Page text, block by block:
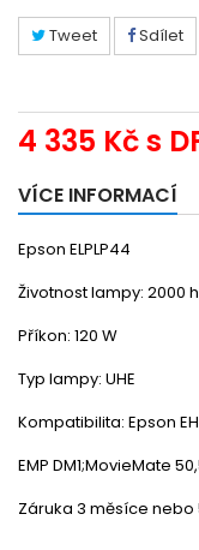
Tweet Sdílet
4 335 Kčs
VÍCE INFORMACÍ
Epson ELPLP44
Životnost lampy: 2000
Příkon: 120 W
Typ lampy: UHE
Kompatibilita: Epson
EMP DM1;MovieMate
Záruka 3 měsíce nebo